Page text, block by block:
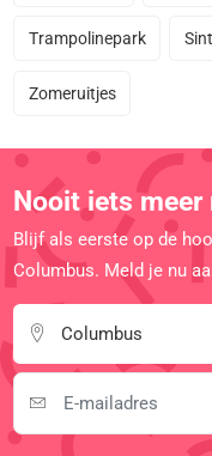
Trampolinepark
Zomeruitjes
Nooit iets meer
Blijf als eerste op de
Columbus. Meld je nu
Columbus